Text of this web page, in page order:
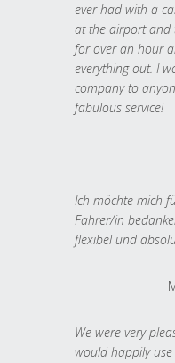
ever had with a
at the airport and
for over an hour
everything out. I
company to
fabulous service!
Ich möchte mich
Fahrer/in
flexibel und
We were very
would happily